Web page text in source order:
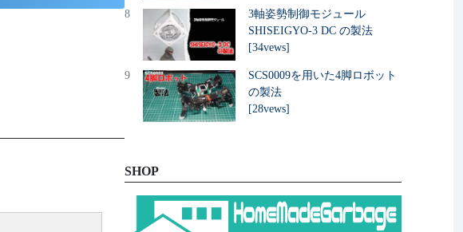
8
3軸姿勢制御モジュール
SHISEIGYO-3 DC の製法
[34vews]
9
SCS0009を用いた4脚ロボット
の製法
[28vews]
SHOP